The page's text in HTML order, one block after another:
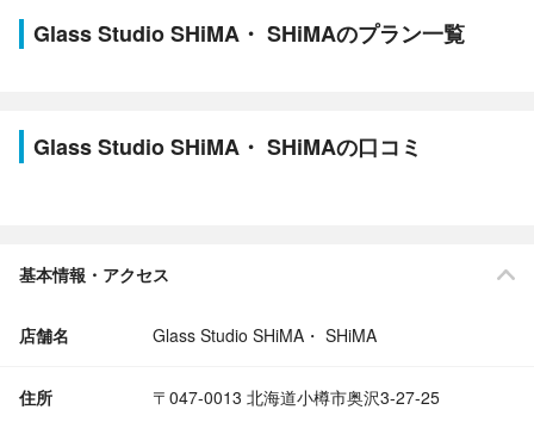
Glass Studio SHiMA・ SHiMAのプラン一覧
Glass Studio SHiMA・ SHiMAの口コミ
基本情報・アクセス
店舗名 Glass Studio SHiMA・ SHiMA
住所 〒047-0013 北海道小樽市奥沢3-27-25